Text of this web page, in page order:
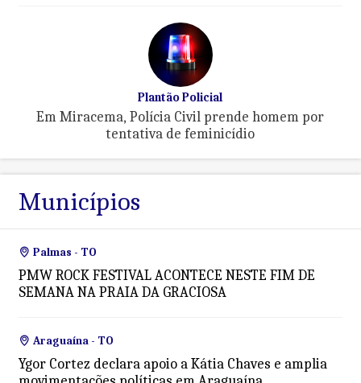
Plantão Policial
Em Miracema, Polícia Civil prende homem por
tentativa de feminicídio
Municípios
Palmas - TO
PMW ROCK FESTIVAL ACONTECE NESTE FIM DE
SEMANA NA PRAIA DA GRACIOSA
Araguaína - TO
Ygor Cortez declara apoio a Kátia Chaves e amplia